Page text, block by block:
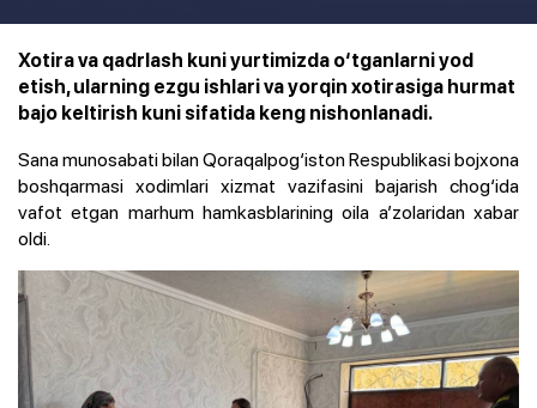
Xotira va qadrlash kuni yurtimizda o‘tganlarni yod
etish, ularning ezgu ishlari va yorqin xotirasiga hurmat
bajo keltirish kuni sifatida keng nishonlanadi.
Sana munosabati bilan Qoraqalpog‘iston Respublikasi bojxona
boshqarmasi xodimlari xizmat vazifasini bajarish chog‘ida
vafot etgan marhum hamkasblarining oila a’zolaridan xabar
oldi.